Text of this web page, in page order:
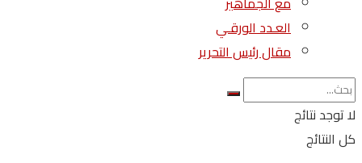
العـدد الورقـي
مقال رئيس التحرير
لا توجد نتائج
كل النتائج